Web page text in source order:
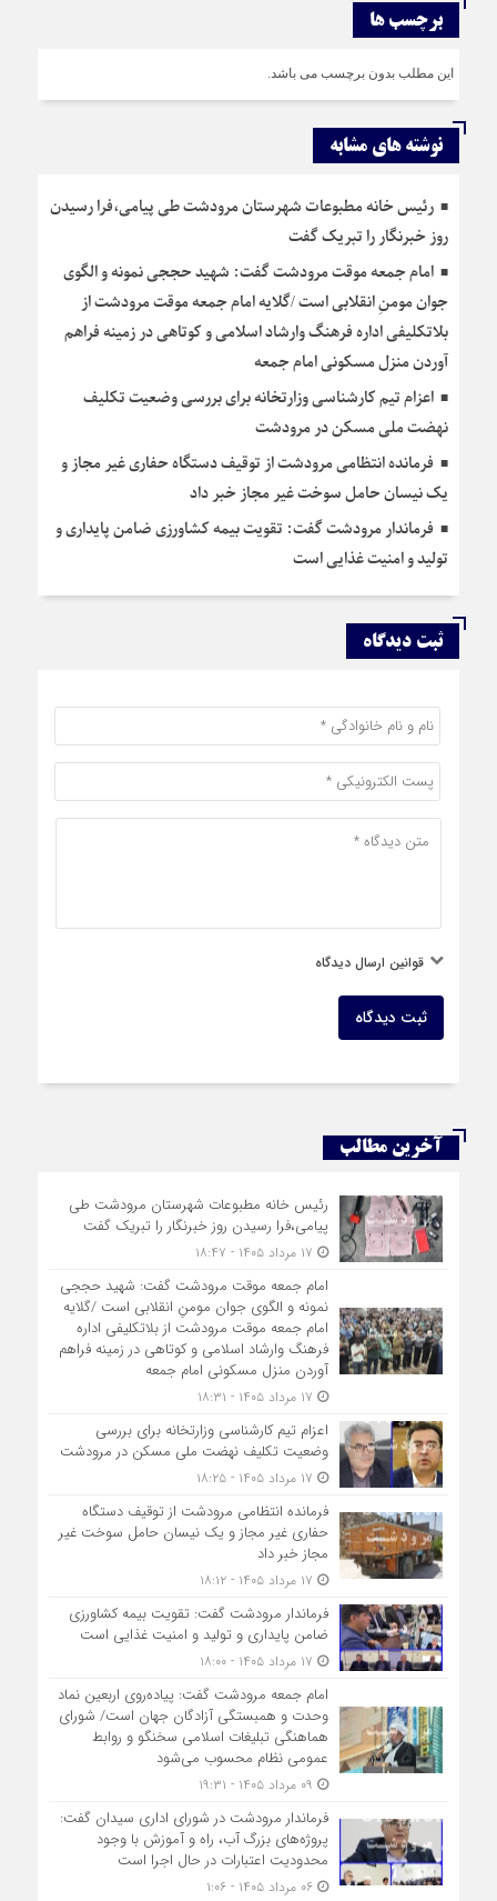
برچسب ها
این مطلب بدون برچسب می باشد.
نوشته های مشابه
رئیس خانه مطبوعات شهرستان مرودشت طی پیامی،فرا رسیدن
روز خبرنگار را تبریک گفت
امام جمعه موقت مرودشت گفت: شهید حججی نمونه و الگوی
جوان مومنِ انقلابی است /گلایه امام جمعه موقت مرودشت از
بلاتکلیفی اداره فرهنگ وارشاد اسلامی و کوتاهی در زمینه فراهم
آوردن منزل مسکونی امام جمعه
اعزام تیم کارشناسی وزارتخانه برای بررسی وضعیت تکلیف
نهضت ملی مسکن در مرودشت
فرمانده انتظامی مرودشت از توقیف دستگاه حفاری غیر مجاز و
یک نیسان حامل سوخت غیر مجاز خبر داد
فرماندار مرودشت گفت: تقویت بیمه کشاورزی ضامن پایداری و
تولید و امنیت غذایی است
ثبت دیدگاه
قوانین ارسال دیدگاه
ثبت دیدگاه
آخرین مطالب
رئیس خانه مطبوعات شهرستان مرودشت طی
پیامی،فرا رسیدن روز خبرنگار را تبریک گفت
امام جمعه موقت مرودشت گفت: شهید حججی
نمونه و الگوی جوان مومنِ انقلابی است /گلایه
امام جمعه موقت مرودشت از بلاتکلیفی اداره
فرهنگ وارشاد اسلامی و کوتاهی در زمینه فراهم
آوردن منزل مسکونی امام جمعه
اعزام تیم کارشناسی وزارتخانه برای بررسی
وضعیت تکلیف نهضت ملی مسکن در مرودشت
فرمانده انتظامی مرودشت از توقیف دستگاه
حفاری غیر مجاز و یک نیسان حامل سوخت غیر
مجاز خبر داد
فرماندار مرودشت گفت: تقویت بیمه کشاورزی
ضامن پایداری و تولید و امنیت غذایی است
امام جمعه مرودشت گفت: پیاده‌روی اربعین نماد
وحدت و همبستگی آزادگان جهان است/ شورای
هماهنگی تبلیغات اسلامی سخنگو و روابط
عمومی نظام محسوب می‌شود
فرماندار مرودشت در شورای اداری سیدان گفت:
پروژه‌های بزرگ آب، راه و آموزش با وجود
محدودیت اعتبارات در حال اجرا است
۰۶ مرداد ۱۴۰۵ - ۱:۰۶